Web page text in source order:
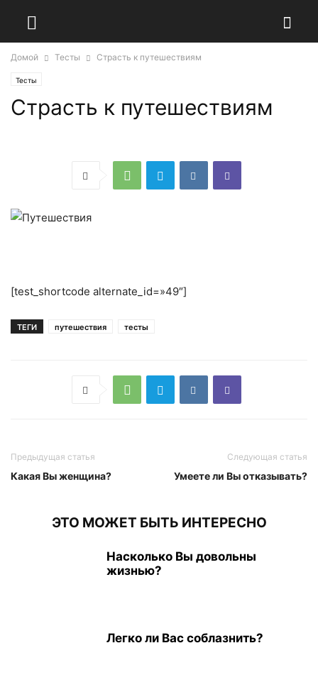
Домой Тесты Страсть к путешествиям
Тесты
Страсть к путешествиям
[test_shortcode alternate_id=»49″]
ТЕГИ путешествия тесты
Предыдущая статья
Какая Вы женщина?
Следующая статья
Умеете ли Вы отказывать?
ЭТО МОЖЕТ БЫТЬ ИНТЕРЕСНО
Насколько Вы довольны
жизнью?
Легко ли Вас соблазнить?